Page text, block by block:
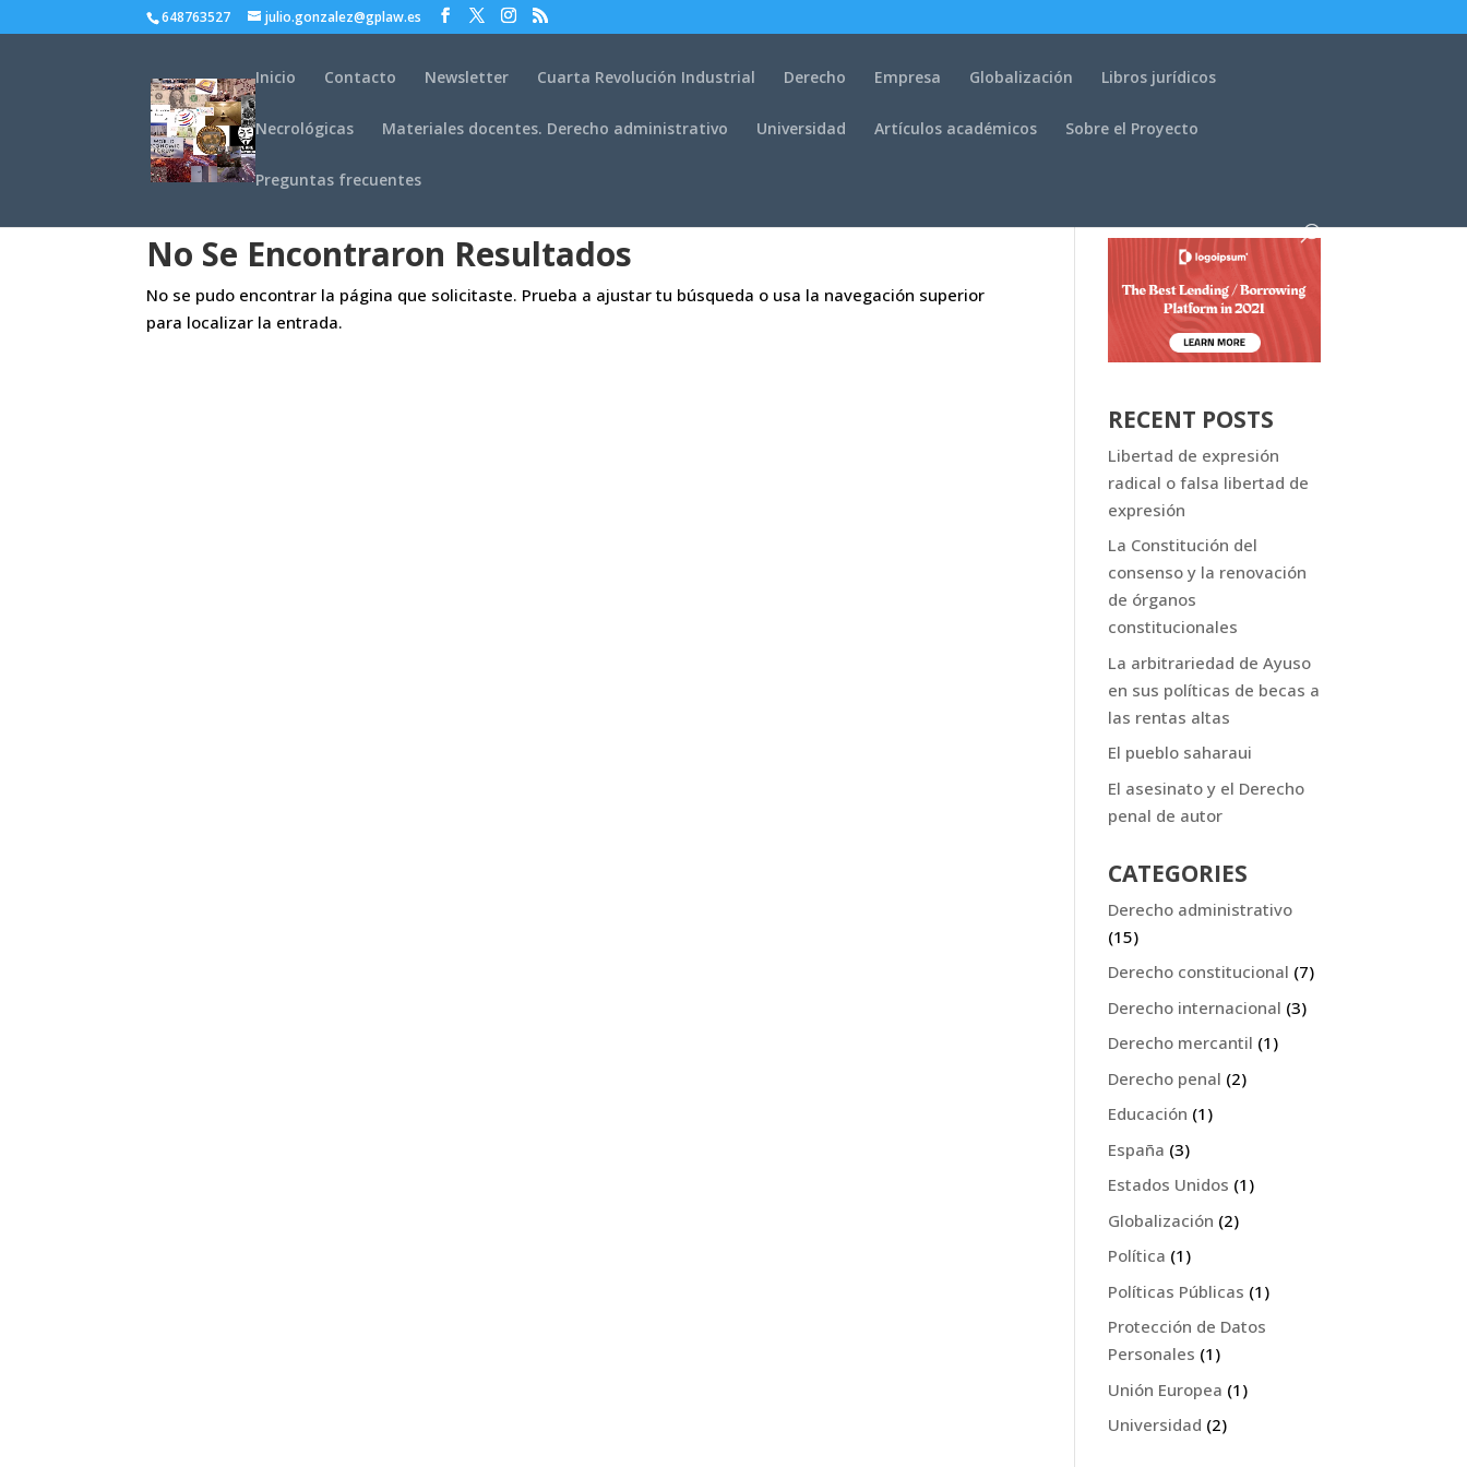
648763527 julio.gonzalez@gplaw.es
Inicio Contacto Newsletter Cuarta Revolución Industrial Derecho Empresa Globalización Libros jurídicos
Necrológicas Materiales docentes. Derecho administrativo Universidad Artículos académicos Sobre el Proyecto
Preguntas frecuentes
No Se Encontraron Resultados
No se pudo encontrar la página que solicitaste. Prueba a ajustar tu búsqueda o usa la navegación superior
para localizar la entrada.
RECENT POSTS
Libertad de expresión
radical o falsa libertad de
expresión
La Constitución del
consenso y la renovación
de órganos
constitucionales
La arbitrariedad de Ayuso
en sus políticas de becas a
las rentas altas
El pueblo saharaui
El asesinato y el Derecho
penal de autor
CATEGORIES
Derecho administrativo
(15)
Derecho constitucional (7)
Derecho internacional (3)
Derecho mercantil (1)
Derecho penal (2)
Educación (1)
España (3)
Estados Unidos (1)
Globalización (2)
Política (1)
Políticas Públicas (1)
Protección de Datos
Personales (1)
Unión Europea (1)
Universidad (2)